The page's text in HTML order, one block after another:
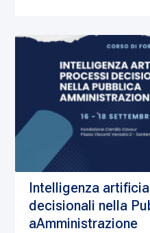
Intelligenza
decisionali nella
aAmministrazione